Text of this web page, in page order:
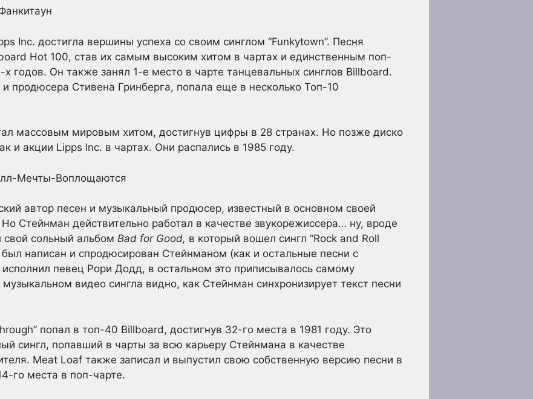
Inc. достигла вершины успеха со своим синглом “Funkytown”. Песня
Hot 100, став их самым высоким хитом в чартах и единственным поп-
годов. Он также занял 1-е место в чарте танцевальных синглов Billboard.
продюсера Стивена Гринберга, попала еще в несколько Топ-10
массовым мировым хитом, достигнув цифры в 28 странах. Но позже диско
и акции Lipps Inc. в чартах. Они распались в 1985 году.
автор песен и музыкальный продюсер, известный в основном своей
Стейнман действительно работал в качестве звукорежиссера… ну, вроде
свой сольный альбом Bad for Good, в который вошел сингл “Rock and Roll
был написан и спродюсирован Стейнманом (как и остальные песни с
певец Рори Додд, в остальном это приписывалось самому
видео сингла видно, как Стейнман синхронизирует текст песни
попал в топ-40 Billboard, достигнув 32-го места в 1981 году. Это
сингл, попавший в чарты за всю карьеру Стейнмана в качестве
Meat Loaf также записал и выпустил свою собственную версию песни в
го места в поп-чарте.